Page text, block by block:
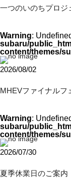
一つのいのちプロジ
Warning:
subaru/
content/themes/
2026/08/02
MHEVファイナルフ
Warning:
subaru/
content/themes/
2026/07/30
夏季休業日のご案内